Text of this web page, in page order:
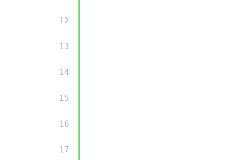
        12
        13
        14
        15
        16
        17